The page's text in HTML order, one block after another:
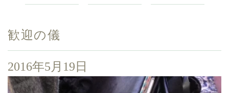
歓迎の儀
2016年5月19日